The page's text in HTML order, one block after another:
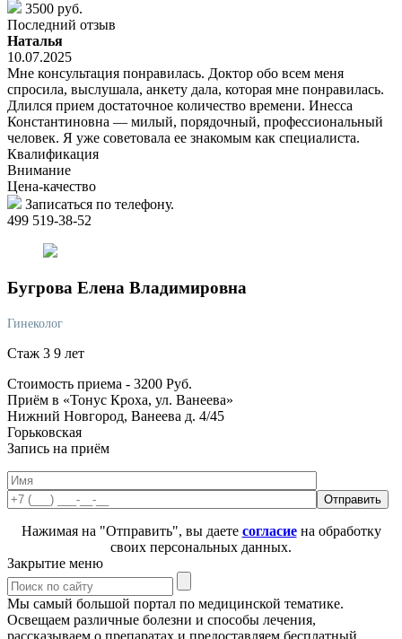
3500 руб.
Последний отзыв
Наталья
10.07.2025
Мне консультация понравилась. Доктор обо всем меня
спросила, выслушала, анкету дала, которая мне понравилась.
Длился прием достаточное количество времени. Инесса
Константиновна — милый, порядочный, профессиональный
человек. Я уже советовала ее знакомым как специалиста.
Квалификация
Внимание
Цена-качество
Записаться по телефону.
499 519-38-52
Бугрова Елена Владимировна
Гинеколог
Стаж 3 9 лет
Стоимость приема - 3200 Руб.
Приём в «Тонус Кроха, ул. Ванеева»
Нижний Новгород, Ванеева д. 4/45
Горьковская
Запись на приём
Нажимая на "Отправить", вы даете согласиена обработку
своих персональных данных.
Закрытие меню
Мы самый большой портал по медицинской тематике.
Освещаем различные болезни и способы лечения,
рассказываем о препаратах и предоставляем бесплатный